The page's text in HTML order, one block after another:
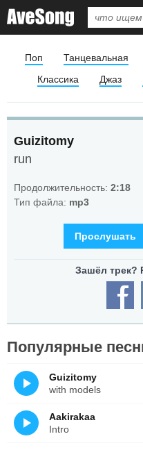
Поп Танцевальная
Классика
Джаз
Guizitomy
run
Продолжительность: 2:18
Тип файла: mp3
Прослушать
Популярные
Guizitomy
with models
Aakirakaa
Intro